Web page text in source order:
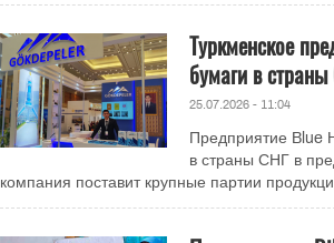
Туркменское
бумаги в
25.07.2026 - 11:04
Предприятие Blue
в страны СНГ в
компания поставит крупные партии